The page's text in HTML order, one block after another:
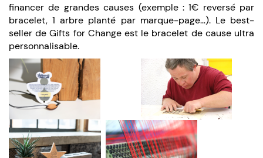
financer de grandes causes (exemple : 1€ reversé par
bracelet, 1 arbre planté par marque-page…). Le best-
seller de Gifts for Change est le bracelet de cause ultra
personnalisable.